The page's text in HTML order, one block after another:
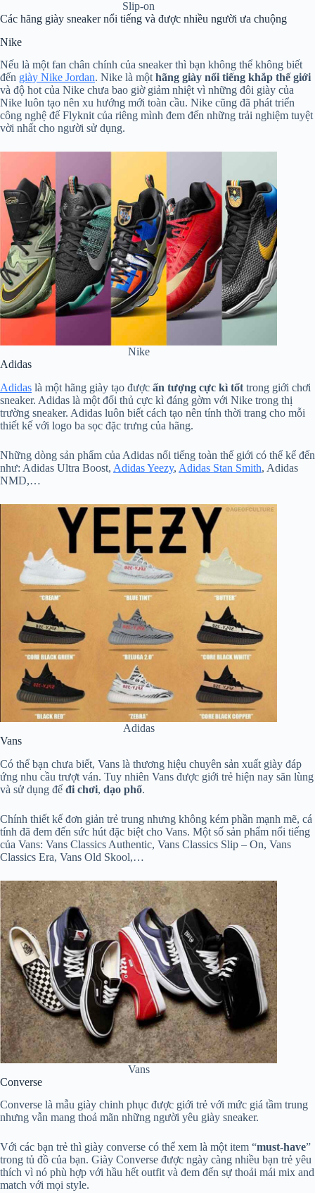
Slip-on
Các hãng giày sneaker nổi tiếng và được nhiều người ưa chuộng
Nike
Nếu là một fan chân chính của sneaker thì bạn không thể không biết
đến giày Nike Jordan. Nike là mộthãng giày nổi tiếng khắp thế giới
và độ hot của Nike chưa bao giờ giảm nhiệt vì những đôi giày của
Nike luôn tạo nên xu hướng mới toàn cầu. Nike cũng đã phát triển
công nghệ đế Flyknit của riêng mình đem đến những trải nghiệm tuyệt
vời nhất cho người sử dụng.
Nike
Adidas
Adidas là một hãng giày tạo được ấn tượng cực kì tốt trong giới chơi
sneaker. Adidas là một đối thủ cực kì đáng gờm với Nike trong thị
trường sneaker. Adidas luôn biết cách tạo nên tính thời trang cho mỗi
thiết kế với logo ba sọc đặc trưng của hãng.
Những dòng sản phẩm của Adidas nổi tiếng toàn thế giới có thể kể đến
như: Adidas Ultra Boost, Adidas Yeezy, Adidas Stan Smith, Adidas
NMD,…
Adidas
Vans
Có thể bạn chưa biết, Vans là thương hiệu chuyên sản xuất giày đáp
ứng nhu cầu trượt ván. Tuy nhiên Vans được giới trẻ hiện nay săn lùng
và sử dụng để đi chơi, dạo phố.
Chính thiết kế đơn giản trẻ trung nhưng không kém phần mạnh mẽ, cá
tính đã đem đến sức hút đặc biệt cho Vans. Một số sản phẩm nổi tiếng
của Vans: Vans Classics Authentic, Vans Classics Slip – On, Vans
Classics Era, Vans Old Skool,…
Vans
Converse
Converse là mẫu giày chinh phục được giới trẻ với mức giá tầm trung
nhưng vẫn mang thoả mãn những người yêu giày sneaker.
Với các bạn trẻ thì giày converse có thể xem là một item “must-have”
trong tủ đồ của bạn. Giày Converse được ngày càng nhiều bạn trẻ yêu
thích vì nó phù hợp với hầu hết outfit và đem đến sự thoải mái mix and
match với mọi style.